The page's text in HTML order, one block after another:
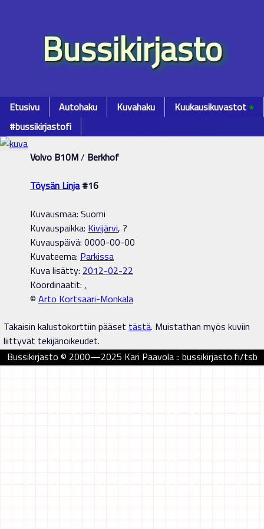
Bussikirjasto
Etusivu Autohaku Kuvahaku Kuukausikuvastot٭
#bussikirjastofi
Volvo B10M/ Berkhof
Töysän Linja#16
Kuvausmaa: Suomi
Kuvauspaikka: Kivijärvi, ?
Kuvauspäivä: 0000-00-00
Kuvateema: Parkissa
Kuva lisätty: 2012-02-22
Koordinaatit: ,
© Arto Kortsaari-Monkala
Takaisin kalustokorttiin pääset tästä. Muistathan myös kuviin
liittyvät tekijänoikeudet.
Bussikirjasto © 2000—2025 Kari Paavola :: bussikirjasto.fi/tsb